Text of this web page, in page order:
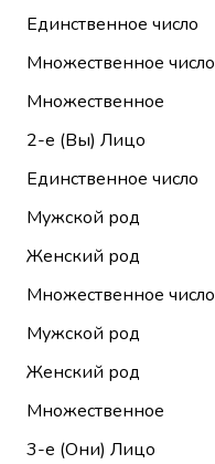
Единственное число
Множественное число
Множественное
2-е (Вы) Лицо
Единственное число
Мужской род
Женский род
Множественное число
Мужской род
Женский род
Множественное
3-е (Они) Лицо